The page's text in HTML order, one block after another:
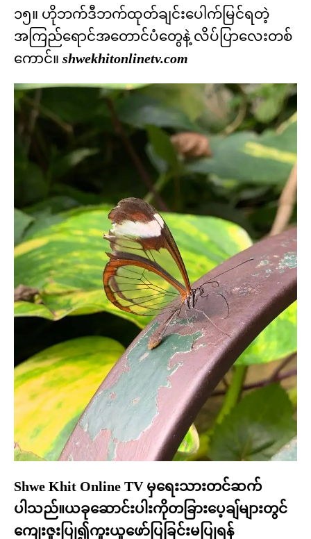
၁၅။ ဟိုဘက်ဒီဘက်ထုတ်ချင်းပေါက်မြင်ရတဲ့
အကြည်ရောင်အတောင်ပံတွေနဲ့ လိပ်ပြာလေးတစ်
ကောင်။ shwekhitonlinetv.com
Shwe Khit Online TV မှရေးသားတင်ဆက်
ပါသည်။ယခုဆောင်းပါးကိုတခြားပေ့ချ်များတွင်
ကျေးဇူးပြု၍ကူးယူဖော်ပြခြင်းမပြုရန်